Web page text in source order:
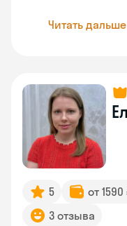
Читать дальше
5 от
3 отзыва